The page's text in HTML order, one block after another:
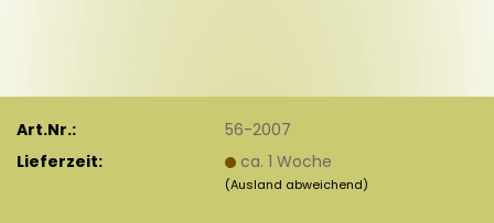
Art.Nr.:
56-2007
Lieferzeit:
ca. 1 Woche
(Ausland abweichend)